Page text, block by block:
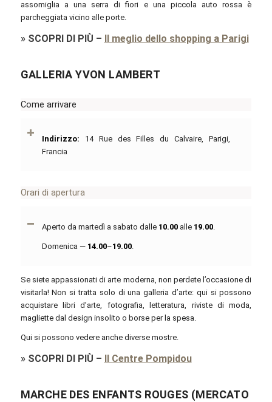
assomiglia a una serra di fiori e una piccola auto rossa è
parcheggiata vicino alle porte.
» SCOPRI DI PIÙ – Il meglio dello shopping a Parigi
GALLERIA YVON LAMBERT
Come arrivare
Indirizzo: 14 Rue des Filles du Calvaire, Parigi,
Francia
Orari di apertura
Aperto da martedì a sabato dalle 10.00alle 19.00.
Domenica — 14.00–19.00.
Se siete appassionati di arte moderna, non perdete l’occasione di
visitarla! Non si tratta solo di una galleria d’arte: qui si possono
acquistare libri d’arte, fotografia, letteratura, riviste di moda,
magliette dal design insolito o borse per la spesa.
Qui si possono vedere anche diverse mostre.
» SCOPRI DI PIÙ – Il Centre Pompidou
MARCHE DES ENFANTS ROUGES (MERCATO